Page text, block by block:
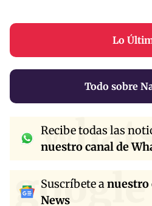
Lo
Todo sobre
Recibe todas las
nuestro canal de
google
Suscríbete a nuestro
News